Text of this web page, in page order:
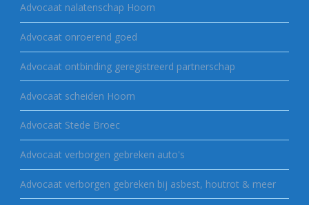
Advocaat nalatenschap Hoorn
Advocaat onroerend goed
Advocaat ontbinding geregistreerd partnerschap
Advocaat scheiden Hoorn
Advocaat Stede Broec
Advocaat verborgen gebreken auto's
Advocaat verborgen gebreken bij asbest, houtrot & meer